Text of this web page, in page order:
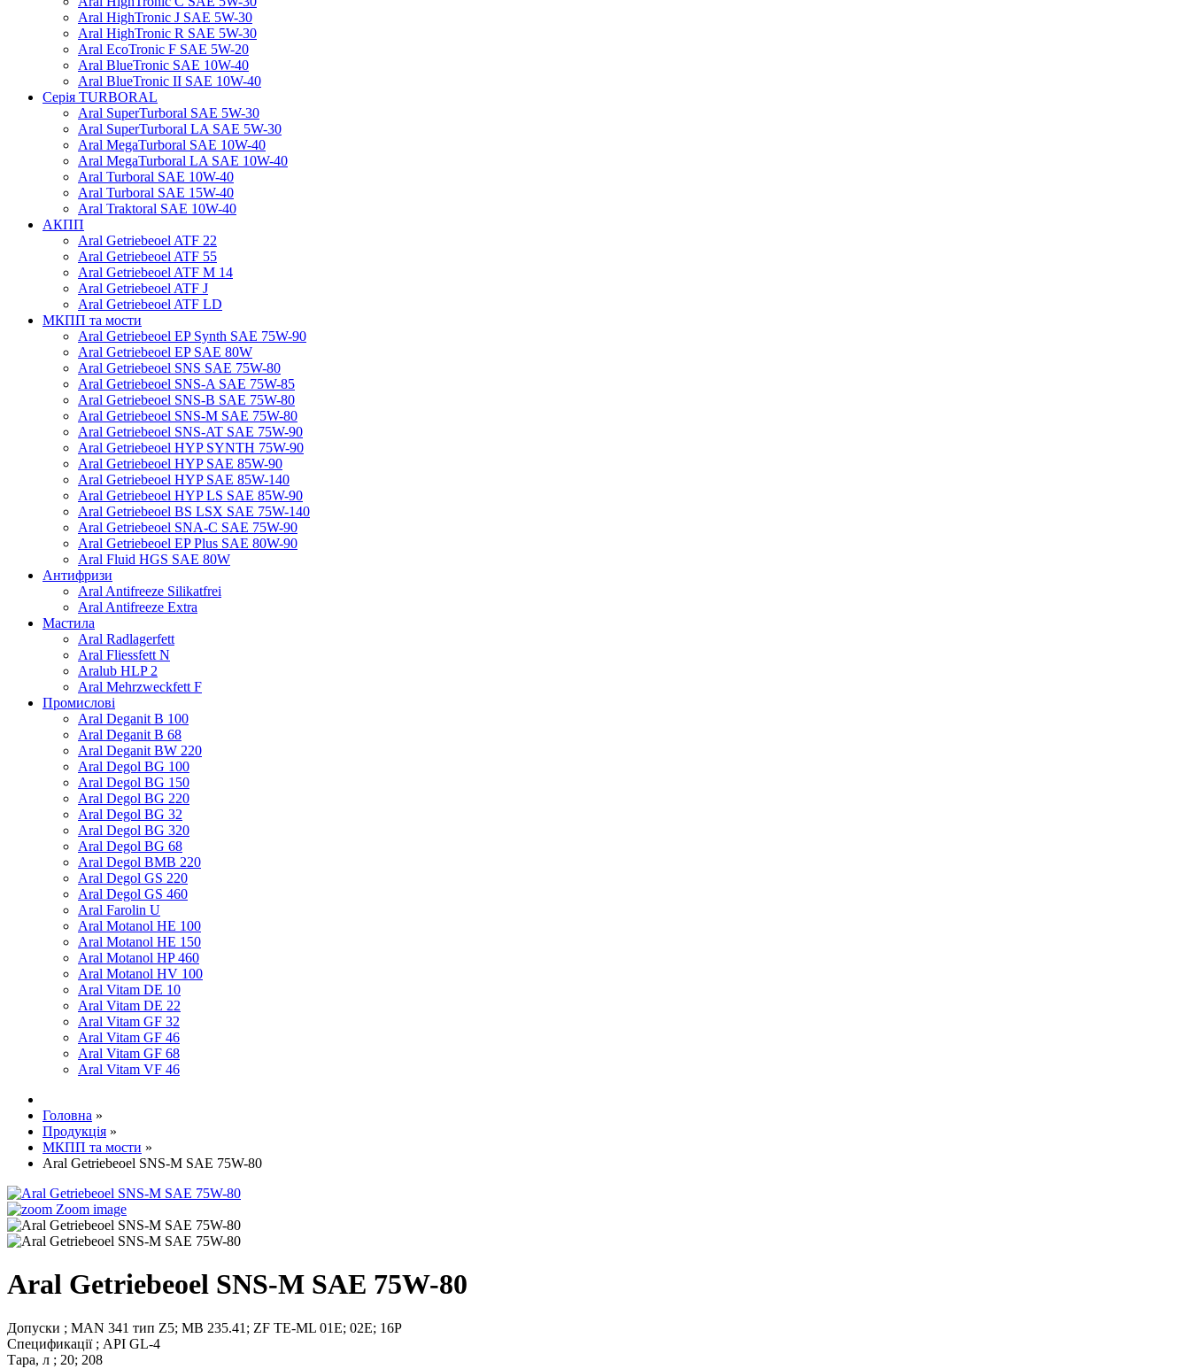
Aral HighTronic J SAE 5W-30
Aral HighTronic R SAE 5W-30
Aral EcoTronic F SAE 5W-20
Aral BlueTronic SAE 10W-40
Aral BlueTronic II SAE 10W-40
Серія TURBORAL
Aral SuperTurboral SAE 5W-30
Aral SuperTurboral LA SAE 5W-30
Aral MegaTurboral SAE 10W-40
Aral MegaTurboral LA SAE 10W-40
Aral Turboral SAE 10W-40
Aral Turboral SAE 15W-40
Aral Traktoral SAE 10W-40
АКПП
Aral Getriebeoel ATF 22
Aral Getriebeoel ATF 55
Aral Getriebeoel ATF М 14
Aral Getriebeoel ATF J
Aral Getriebeoel ATF LD
МКПП та мости
Aral Getriebeoel EP Synth SAE 75W-90
Aral Getriebeoel EP SAE 80W
Aral Getriebeoel SNS SAE 75W-80
Aral Getriebeoel SNS-A SAE 75W-85
Aral Getriebeoel SNS-B SAE 75W-80
Aral Getriebeoel SNS-M SAE 75W-80
Aral Getriebeoel SNS-AT SAE 75W-90
Aral Getriebeoel HYP SYNTH 75W-90
Aral Getriebeoel HYP SAE 85W-90
Aral Getriebeoel HYP SAE 85W-140
Aral Getriebeoel HYP LS SAE 85W-90
Aral Getriebeoel BS LSX SAE 75W-140
Aral Getriebeoel SNA-C SAE 75W-90
Aral Getriebeoel EP Plus SAE 80W-90
Aral Fluid HGS SAE 80W
Антифризи
Aral Antifreeze Silikatfrei
Aral Antifreeze Extra
Мастила
Aral Radlagerfett
Aral Fliessfett N
Aralub HLP 2
Aral Mehrzweckfett F
Промислові
Aral Deganit B 100
Aral Deganit B 68
Aral Deganit BW 220
Aral Degol BG 100
Aral Degol BG 150
Aral Degol BG 220
Aral Degol BG 32
Aral Degol BG 320
Aral Degol BG 68
Aral Degol BMB 220
Aral Degol GS 220
Aral Degol GS 460
Aral Farolin U
Aral Motanol HE 100
Aral Motanol HE 150
Aral Motanol HP 460
Aral Motanol HV 100
Aral Vitam DE 10
Aral Vitam DE 22
Aral Vitam GF 32
Aral Vitam GF 46
Aral Vitam GF 68
Aral Vitam VF 46
Головна »
Продукція »
МКПП та мости »
Aral Getriebeoel SNS-M SAE 75W-80
Zoom image
Aral Getriebeoel SNS-M SAE 75W-80
Допуски ; MAN 341 тип Z5; MB 235.41 ; ZF TE-ML 01E; 02E; 16P
Спецификації ; API GL-4
Тара, л ; 20; 208